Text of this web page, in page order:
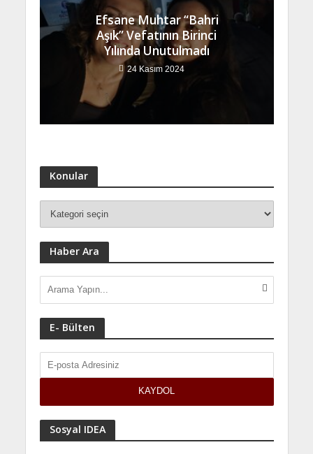
Efsane Muhtar “Bahri
Aşık” Vefatının Birinci
Yılında Unutulmadı
24 Kasım 2024
Konular
Haber Ara
E- Bülten
Sosyal IDEA